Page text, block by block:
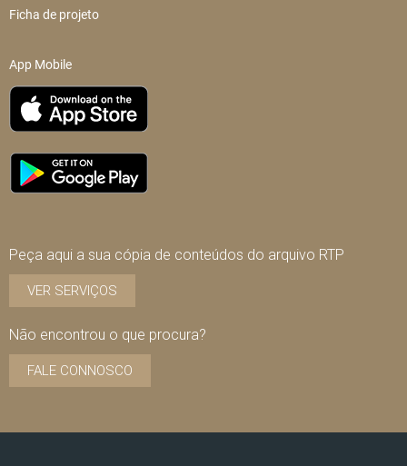
Ficha de projeto
App Mobile
Peça aqui a sua cópia de conteúdos do arquivo RTP
VER SERVIÇOS
Não encontrou o que procura?
FALE CONNOSCO